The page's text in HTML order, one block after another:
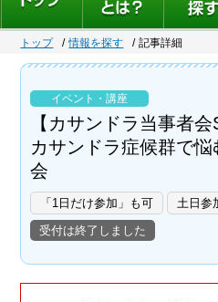
トップ 情報を探す 記事詳細
イベント・講座
【カサンドラ当事者会
カサンドラ症候群で
会
「1日だけ参加」も可
土日参
受付は終了しました